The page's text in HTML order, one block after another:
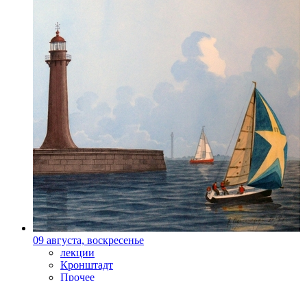
09 августа, воскресенье
лекции
Кронштадт
Прочее